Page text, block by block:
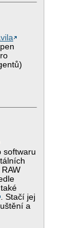
softwaru
. Stačí jej
a